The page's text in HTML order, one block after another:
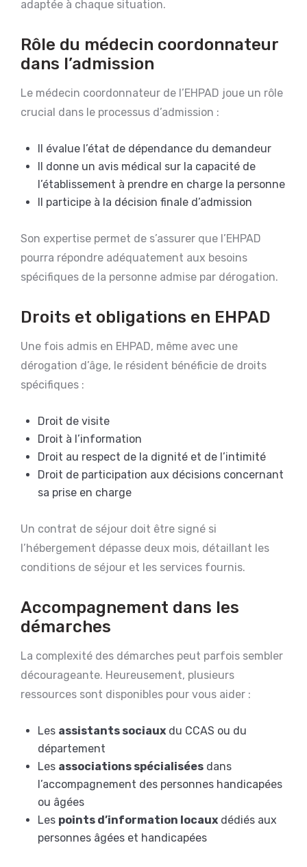
adaptée à chaque situation.
Rôle du médecin coordonnateur
dans l’admission
Le médecin coordonnateur de l’EHPAD joue un rôle
crucial dans le processus d’admission :
Il évalue l’état de dépendance du demandeur
Il donne un avis médical sur la capacité de
l’établissement à prendre en charge la personne
Il participe à la décision finale d’admission
Son expertise permet de s’assurer que l’EHPAD
pourra répondre adéquatement aux besoins
spécifiques de la personne admise par dérogation.
Droits et obligations en EHPAD
Une fois admis en EHPAD, même avec une
dérogation d’âge, le résident bénéficie de droits
spécifiques :
Droit de visite
Droit à l’information
Droit au respect de la dignité et de l’intimité
Droit de participation aux décisions concernant
sa prise en charge
Un contrat de séjour doit être signé si
l’hébergement dépasse deux mois, détaillant les
conditions de séjour et les services fournis.
Accompagnement dans les
démarches
La complexité des démarches peut parfois sembler
décourageante. Heureusement, plusieurs
ressources sont disponibles pour vous aider :
Les assistants sociaux du CCAS ou du
département
Les associations spécialisées dans
l’accompagnement des personnes handicapées
ou âgées
Les points d’information locaux dédiés aux
personnes âgées et handicapées